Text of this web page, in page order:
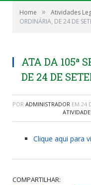
Home » Atividades
ORDINÁRIA, DE 24 DE
ATA DA 105ª
DE 24 DE
POR ADMINISTRADOR EM 24
Clique aqui para
COMPARTILHAR: